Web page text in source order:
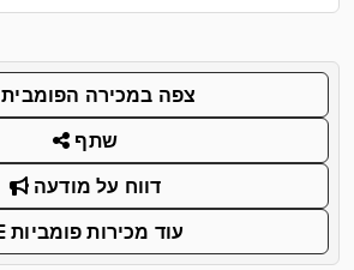
צפה במכירה הפומבית
שתף
דווח על מודעה
עוד מכירות פומביות